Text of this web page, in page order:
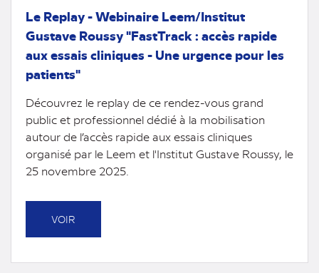
Le Replay - Webinaire Leem/Institut
Gustave Roussy "FastTrack : accès rapide
aux essais cliniques - Une urgence pour les
patients"
Découvrez le replay de ce rendez-vous grand
public et professionnel dédié à la mobilisation
autour de l’accès rapide aux essais cliniques
organisé par le Leem et l'Institut Gustave Roussy, le
25 novembre 2025.
VOIR